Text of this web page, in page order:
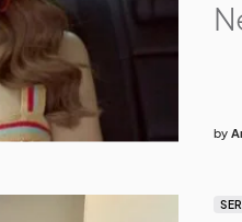
by